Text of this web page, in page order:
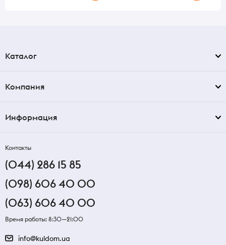
Каталог
Компания
Информация
Контакты
(044) 286 15 85
(098) 606 40 00
(063) 606 40 00
Время работы: 8:30—21:00
info@kuldom.ua